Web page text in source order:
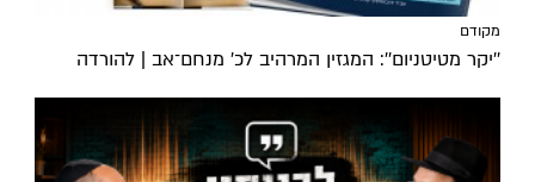
מקודם
''יקר מטיטניום'': המגזין המרהיב לכ’ מנחם־אב | להורדה